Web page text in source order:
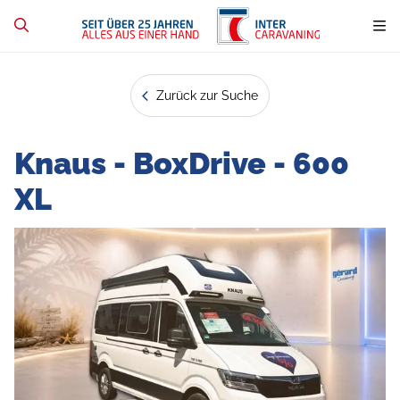
Zurück zur Suche
Knaus - BoxDrive - 600
XL